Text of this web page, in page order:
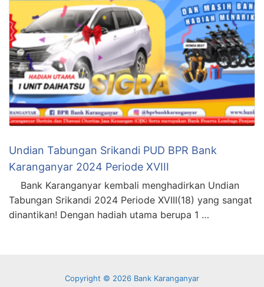
Undian Tabungan Srikandi PUD BPR Bank
Karanganyar 2024 Periode XVIII
Bank Karanganyar kembali menghadirkan Undian
Tabungan Srikandi 2024 Periode XVIII(18) yang sangat
dinantikan! Dengan hadiah utama berupa 1 …
Copyright © 2026 Bank Karanganyar